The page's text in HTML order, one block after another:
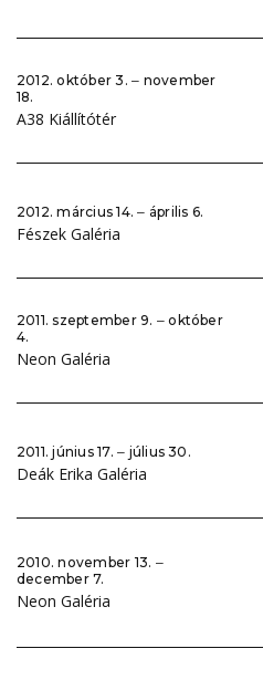
2012. október 3. ‒ november
18.
A38 Kiállítótér
2012. március 14. ‒ április 6.
Fészek Galéria
2011. szeptember 9. ‒ október
4.
Neon Galéria
2011. június 17. ‒ július 30.
Deák Erika Galéria
2010. november 13. ‒
december 7.
Neon Galéria